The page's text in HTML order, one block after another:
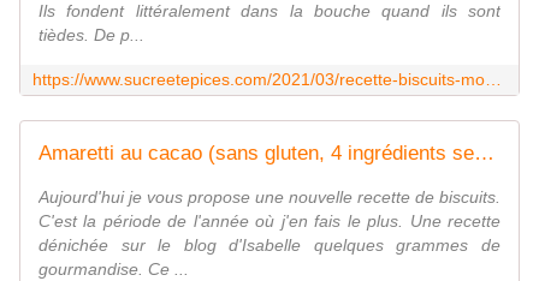
Ils fondent littéralement dans la bouche quand ils sont
tièdes. De p...
Amaretti au cacao (sans gluten, 4 ingrédients seulement !) - www.sucreetepices.com
Aujourd'hui je vous propose une nouvelle recette de biscuits.
C'est la période de l'année où j'en fais le plus. Une recette
dénichée sur le blog d'Isabelle quelques grammes de
gourmandise. Ce ...